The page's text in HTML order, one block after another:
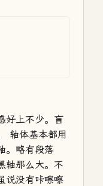
好上不少。盲
轴体基本都用
。略有段落
轴那么大。不
说没有咔嚓嚓